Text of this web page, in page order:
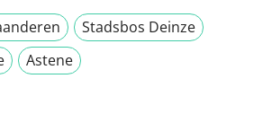
Stadsbos Deinze
Astene